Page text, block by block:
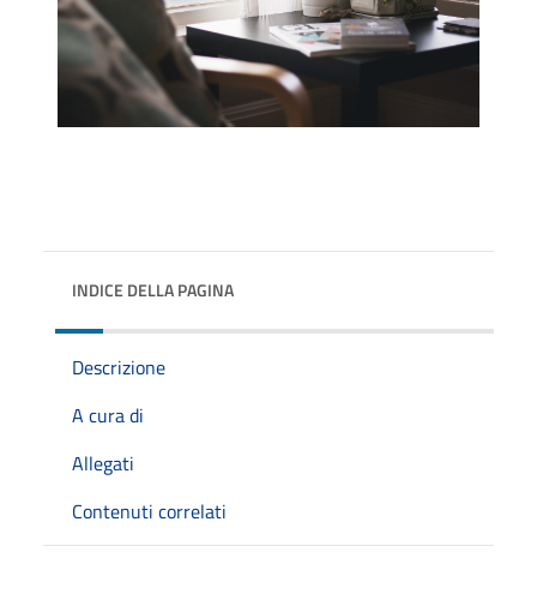
INDICE DELLA PAGINA
Descrizione
A cura di
Allegati
Contenuti correlati